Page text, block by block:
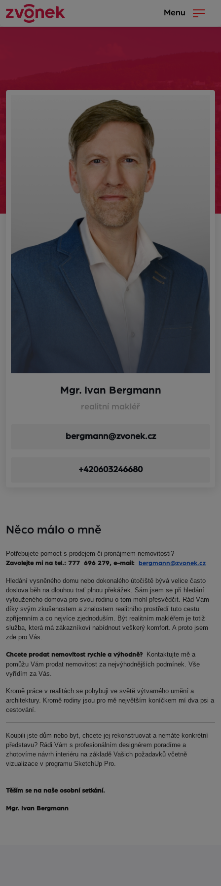
Menu
Mgr. Ivan Bergmann
realitní makléř
bergmann@zvonek.cz
+420603246680
Něco málo o mně
Potřebujete pomoct s prodejem či pronájmem nemovitosti?
Zavolejte mi na tel.: 777 696 279, e-mail: bergmann@zvonek.cz
Hledání vysněného domu nebo dokonalého útočiště bývá velice často
doslova běh na dlouhou trať plnou překážek. Sám jsem se při hledání
vytouženého domova pro svou rodinu o tom mohl přesvědčit. Rád Vám
díky svým zkušenostem a znalostem realitního prostředí tuto cestu
zpříjemním a co nejvíce zjednoduším. Být realitním makléřem je totiž
služba, která má zákazníkovi nabídnout veškerý komfort. A proto jsem
zde pro Vás.
Chcete prodat nemovitost rychle a výhodně?
Kontaktujte mě a
pomůžu Vám prodat nemovitost za nejvýhodnějších podmínek. Vše
vyřídím za Vás.
Kromě práce v realitách se pohybuji ve světě výtvarného umění a
architektury. Kromě rodiny jsou pro mě největším koníčkem mí dva psi a
cestování.
Koupili jste dům nebo byt, chcete jej rekonstruovat a nemáte konkrétní
představu? Rádi Vám s profesionálním designérem poradíme a
zhotovíme návrh interiéru na základě Vašich požadavků včetně
vizualizace v programu SketchUp Pro.
Těším se na naše osobní setkání.
Mgr. Ivan Bergmann